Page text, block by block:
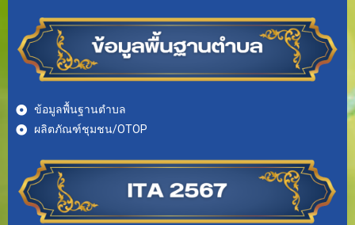
ข้อมูลพื้นฐานตำบล
ผลิตภัณฑ์ชุมชน/OTOP